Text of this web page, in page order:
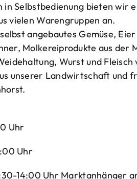
in Selbstbedienung bieten wir
vielen Warengruppen an.
angebautes Gemüse,
Molkereiprodukte aus der
Wurst und Fleisch
unserer Landwirtschaft und
Uhr
Uhr
14:00 Uhr Marktanhänger